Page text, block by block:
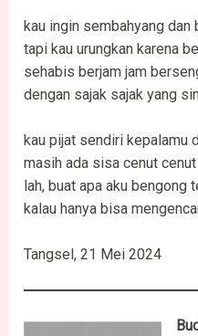
kau ingin sembahyang dan
tapi kau urungkan karena
sehabis berjam jam
dengan sajak sajak yang
kau pijat sendiri kepalamu
masih ada sisa cenut
lah, buat apa aku bengong
kalau hanya bisa
Tangsel, 21 Mei 2024